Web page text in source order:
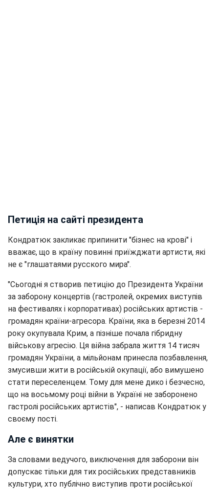
Петиція на сайті президента
Кондратюк закликає припинити "бізнес на крові" і
вважає, що в країну повинні приїжджати артисти, які
не є "глашатаями русского мира".
"Сьогодні я створив петицію до Президента України
за заборону концертів (гастролей, окремих виступів
на фестивалях і корпоративах) російських артистів -
громадян країни-агресора. Країни, яка в березні 2014
року окупувала Крим, а пізніше почала гібридну
військову агресію. Ця війна забрала життя 14 тисяч
громадян України, а мільйонам принесла позбавлення,
змусивши жити в російській окупації, або вимушено
стати переселенцем. Тому для мене дико і безчесно,
що на восьмому році війни в Україні не заборонено
гастролі російських артистів", - написав Кондратюк у
своєму пості.
Але є винятки
За словами ведучого, виключення для заборони він
допускає тільки для тих російських представників
культури, хто публічно виступив проти російської